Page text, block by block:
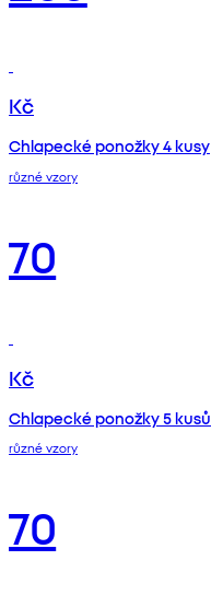
Kč
Chlapecké ponožky 4 kusy
různé vzory
70
Kč
Chlapecké ponožky 5 kusů
různé vzory
70